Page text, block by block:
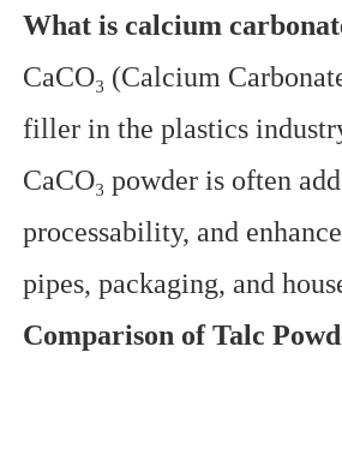
What is calcium
CaCO₃ (Calcium
filler in the plastics
CaCO₃ powder is often
processability, and
pipes, packaging, and
Comparison of Talc